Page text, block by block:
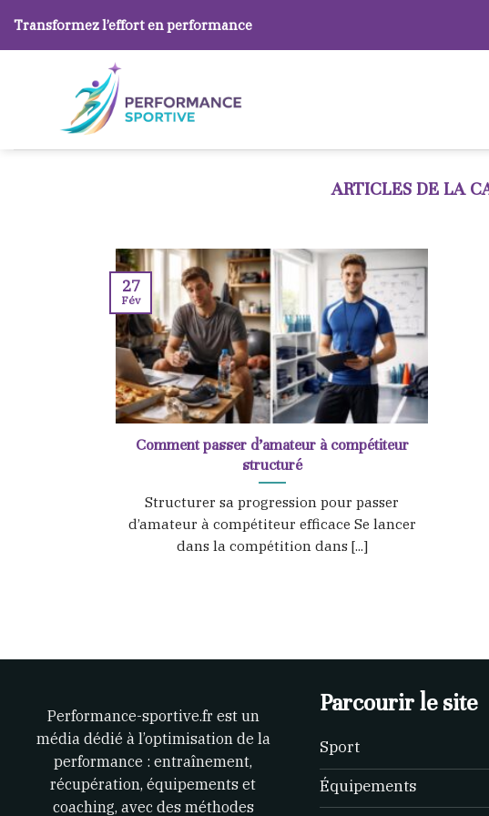
Transformez l’effort en performance
Comment passer d’amateur à compétiteur
structuré
Structurer sa progression pour passer
d’amateur à compétiteur efficace Se lancer
dans la compétition dans [...]
27
Fév
Performance-sportive.fr est un
média dédié à l’optimisation de la
performance : entraînement,
récupération, équipements et
coaching, avec des méthodes
Parcourir le site
Sport
Équipements